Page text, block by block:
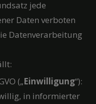
jede
Daten verboten
Datenverarbeitung
(„Einwilligung“):
in informierter